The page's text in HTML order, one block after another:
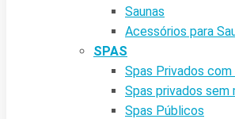
Saunas
Acessórios para
SPAS
Spas Privados
Spas privados sem
Spas Públicos